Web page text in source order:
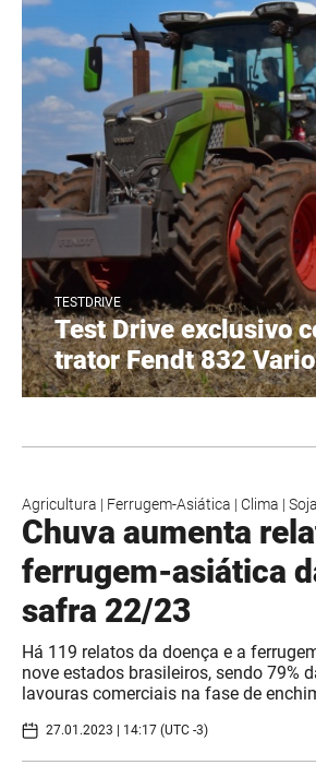
TESTDRIVE
Test Drive exclusivo
trator Fendt 832
Agricultura | Ferrugem-Asiática | Clima | Soja
Chuva aumenta
ferrugem-asiática
safra 22/23
Há 119 relatos da doença e a
nove estados brasileiros, sendo 79%
lavouras comerciais na fase de
27.01.2023 | 14:17 (UTC -3)